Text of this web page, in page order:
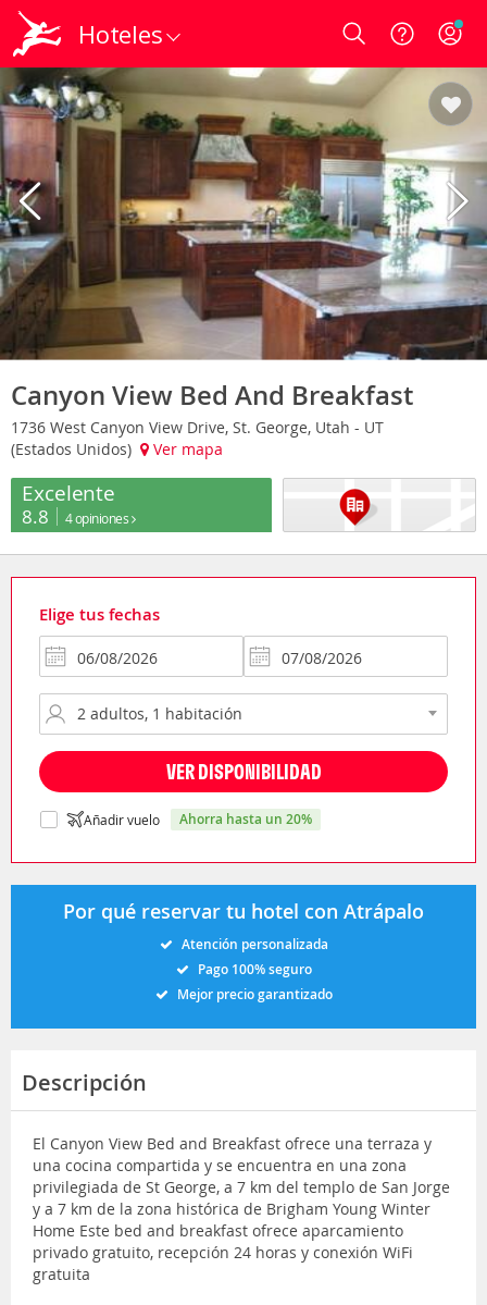
Hoteles Login
Canyon View Bed And Breakfast
1736 West Canyon View Drive, St. George, Utah - UT
(Estados Unidos)
Ver mapa
Excelente
8.8 4 opiniones
Elige tus fechas
VER DISPONIBILIDAD
Añadir vuelo ahorra hasta un 20%
Por qué reservar tu hotel con Atrápalo
Atención personalizada
Pago 100% seguro
Mejor precio garantizado
Descripción
El Canyon View Bed and Breakfast ofrece una terraza y
una cocina compartida y se encuentra en una zona
privilegiada de St George, a 7 km del templo de San Jorge
y a 7 km de la zona histórica de Brigham Young Winter
Home Este bed and breakfast ofrece aparcamiento
privado gratuito, recepción 24 horas y conexión WiFi
gratuita